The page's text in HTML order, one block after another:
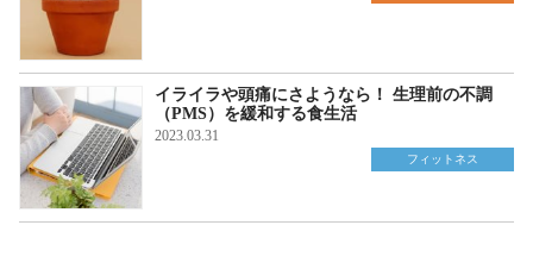
イライラや頭痛にさようなら！ 生理前の不調
（PMS）を緩和する食生活
2023.03.31
フィットネス